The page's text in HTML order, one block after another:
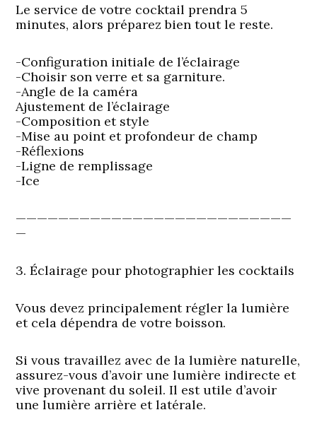
Le service de votre cocktail prendra 5
minutes, alors préparez bien tout le reste.
-Configuration initiale de l’éclairage
-Choisir son verre et sa garniture.
-Angle de la caméra
Ajustement de l’éclairage
-Composition et style
-Mise au point et profondeur de champ
-Réflexions
-Ligne de remplissage
-Ice
——————————————————————————
—
3. Éclairage pour photographier les cocktails
Vous devez principalement régler la lumière
et cela dépendra de votre boisson.
Si vous travaillez avec de la lumière naturelle,
assurez-vous d’avoir une lumière indirecte et
vive provenant du soleil. Il est utile d’avoir
une lumière arrière et latérale.